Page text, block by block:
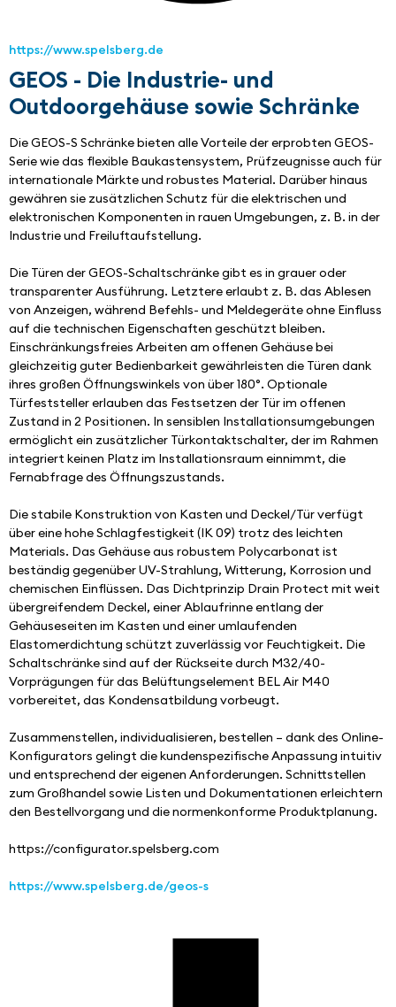
https://www.spelsberg.de
GEOS - Die Industrie- und
Outdoorgehäuse sowie Schränke
Die GEOS-S Schränke bieten alle Vorteile der erprobten GEOS-
Serie wie das flexible Baukastensystem, Prüfzeugnisse auch für
internationale Märkte und robustes Material. Darüber hinaus
gewähren sie zusätzlichen Schutz für die elektrischen und
elektronischen Komponenten in rauen Umgebungen, z. B. in der
Industrie und Freiluftaufstellung.
Die Türen der GEOS-Schaltschränke gibt es in grauer oder
transparenter Ausführung. Letztere erlaubt z. B. das Ablesen
von Anzeigen, während Befehls- und Meldegeräte ohne Einfluss
auf die technischen Eigenschaften geschützt bleiben.
Einschränkungsfreies Arbeiten am offenen Gehäuse bei
gleichzeitig guter Bedienbarkeit gewährleisten die Türen dank
ihres großen Öffnungswinkels von über 180°. Optionale
Türfeststeller erlauben das Festsetzen der Tür im offenen
Zustand in 2 Positionen. In sensiblen Installationsumgebungen
ermöglicht ein zusätzlicher Türkontaktschalter, der im Rahmen
integriert keinen Platz im Installationsraum einnimmt, die
Fernabfrage des Öffnungszustands.
Die stabile Konstruktion von Kasten und Deckel/Tür verfügt
über eine hohe Schlagfestigkeit (IK 09) trotz des leichten
Materials. Das Gehäuse aus robustem Polycarbonat ist
beständig gegenüber UV-Strahlung, Witterung, Korrosion und
chemischen Einflüssen. Das Dichtprinzip Drain Protect mit weit
übergreifendem Deckel, einer Ablaufrinne entlang der
Gehäuseseiten im Kasten und einer umlaufenden
Elastomerdichtung schützt zuverlässig vor Feuchtigkeit. Die
Schaltschränke sind auf der Rückseite durch M32/40-
Vorprägungen für das Belüftungselement BEL Air M40
vorbereitet, das Kondensatbildung vorbeugt.
Zusammenstellen, individualisieren, bestellen – dank des Online-
Konfigurators gelingt die kundenspezifische Anpassung intuitiv
und entsprechend der eigenen Anforderungen. Schnittstellen
zum Großhandel sowie Listen und Dokumentationen erleichtern
den Bestellvorgang und die normenkonforme Produktplanung.
https://configurator.spelsberg.com
https://www.spelsberg.de/geos-s